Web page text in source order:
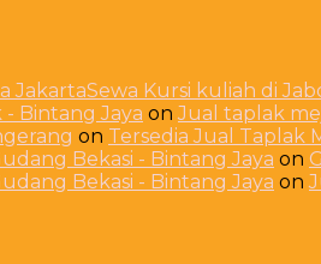
JakartaSewa Kursi kuliah di
Bintang Jaya onJual taplak
on Tersedia Jual Taplak
Bekasi - Bintang Jaya on
Bekasi - Bintang Jaya on